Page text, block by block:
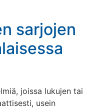
sarjojen
joissa lukujen tai
usein